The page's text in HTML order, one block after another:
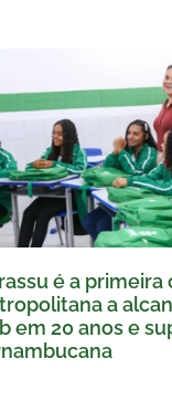
é a primeira
a
em 20 anos e